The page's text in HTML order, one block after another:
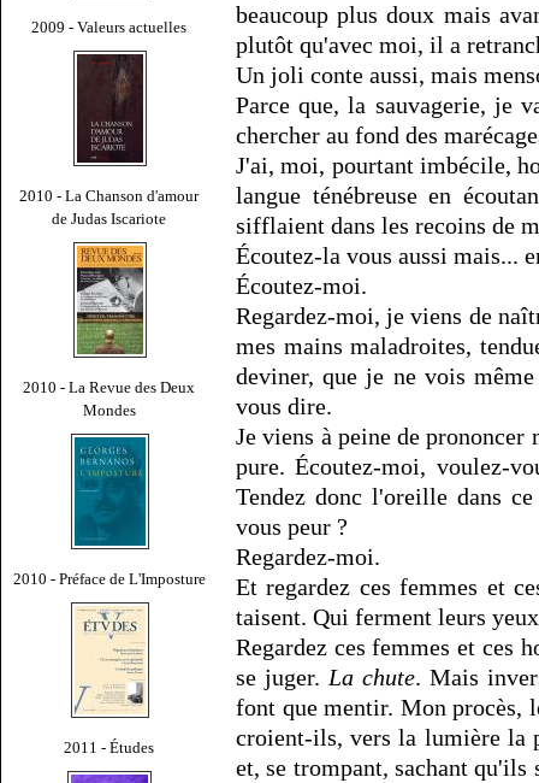
2009 - Valeurs actuelles
2010 - La Chanson d'amour
de Judas Iscariote
2010 - La Revue des Deux
Mondes
2010 - Préface de L'Imposture
2011 - Études
beaucoup plus doux mais
plutôt qu'avec moi, il a
Un joli conte aussi, mais
Parce que, la sauvagerie, je
chercher au fond des
J'ai, moi, pourtant imbécile,
langue ténébreuse en
sifflaient dans les recoins de
Écoutez-la vous aussi mais...
Écoutez-moi.
Regardez-moi, je viens de
mes mains maladroites,
deviner, que je ne vois
vous dire.
Je viens à peine de
pure. Écoutez-moi, voulez-
Tendez donc l'oreille dans
vous peur ?
Regardez-moi.
Et regardez ces femmes et
taisent. Qui ferment leurs
Regardez ces femmes et ces
se juger. La chute. Mais
font que mentir. Mon procès,
croient-ils, vers la lumière la
et, se trompant, sachant qu'ils